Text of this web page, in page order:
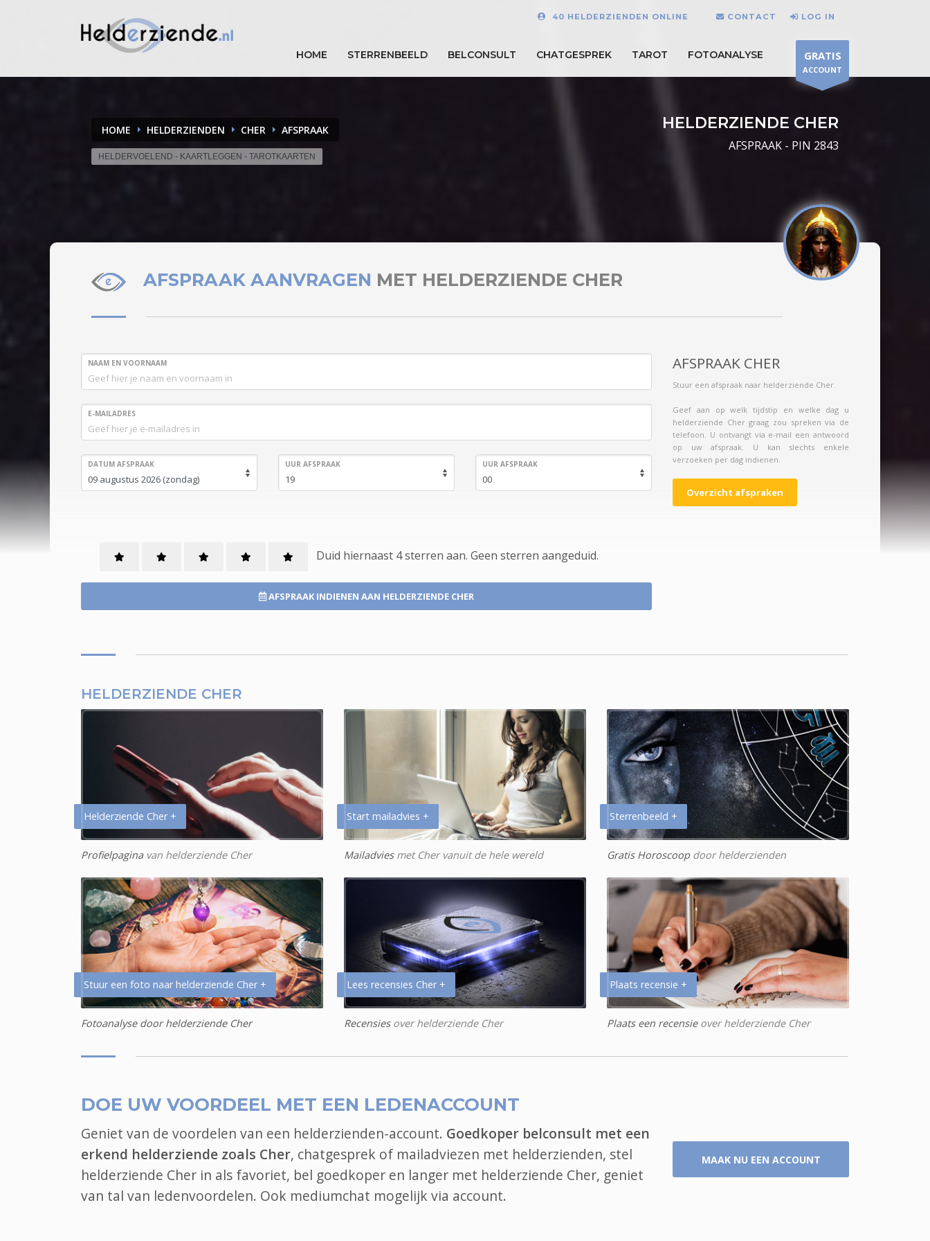
40 HELDERZIENDEN ONLINE CONTACT LOG IN
HOME STERRENBEELD BELCONSULT CHATGESPREK TAROT FOTOANALYSE GRATIS
ACCOUNT
HOME HELDERZIENDEN CHER AFSPRAAK
HELDERVOELEND - KAARTLEGGEN - TAROTKAARTEN
HELDERZIENDE CHER
AFSPRAAK - PIN 2843
AFSPRAAK AANVRAGEN MET HELDERZIENDE CHER
NAAM EN VOORNAAM
E-MAILADRES
DATUM AFSPRAAK UUR AFSPRAAK UUR AFSPRAAK
Duid hiernaast 4 sterren aan. Geen sterren aangeduid.
AFSPRAAK INDIENEN AAN HELDERZIENDE CHER
AFSPRAAK CHER
Stuur een afspraak naar helderziende Cher.
Geef aan op welk tijdstip en welke dag u
helderziende Cher graag zou spreken via de
telefoon. U ontvangt via e-mail een antwoord
op uw afspraak. U kan slechts enkele
verzoeken per dag indienen.
Overzicht afspraken
HELDERZIENDE CHER
Helderziende Cher +
Profielpaginavan helderziende Cher
Start mailadvies +
Mailadviesmet Cher vanuit de hele wereld
Sterrenbeeld +
Gratis Horoscoopdoor helderzienden
Stuur een foto naar helderziende Cher +
Fotoanalyse door helderziende Cher
Lees recensies Cher +
Recensiesover helderziende Cher
Plaats recensie +
Plaats een recensieover helderziende Cher
DOE UW VOORDEEL MET EEN LEDENACCOUNT
Geniet van de voordelen van een helderzienden-account. Goedkoper belconsult met een
erkend helderziende zoals Cher, chatgesprek of mailadviezen met helderzienden, stel
helderziende Cher in als favoriet, bel goedkoper en langer met helderziende Cher, geniet
van tal van ledenvoordelen. Ook mediumchat mogelijk via account.
MAAK NU EEN ACCOUNT